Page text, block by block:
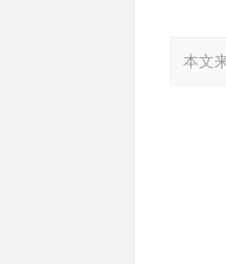
本文